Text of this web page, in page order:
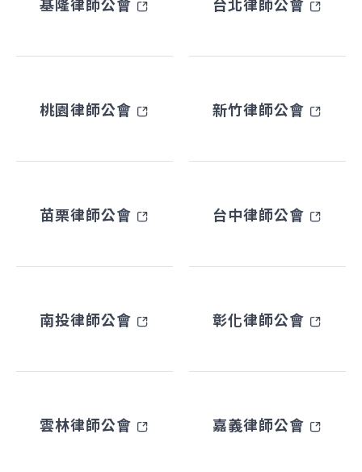
桃園律師公會 新竹律師公會
苗栗律師公會 台中律師公會
南投律師公會 彰化律師公會
雲林律師公會 嘉義律師公會